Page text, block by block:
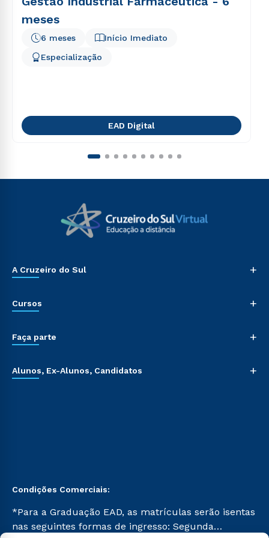
meses
Início Imediato
6 meses
Especialização
EAD Digital
A Cruzeiro do Sul +
Cursos +
Faça parte +
Alunos, Ex-Alunos, Candidatos +
Condições Comerciais:
*Para a Graduação EAD, as matrículas serão isentas
nas seguintes formas de ingresso: Segunda